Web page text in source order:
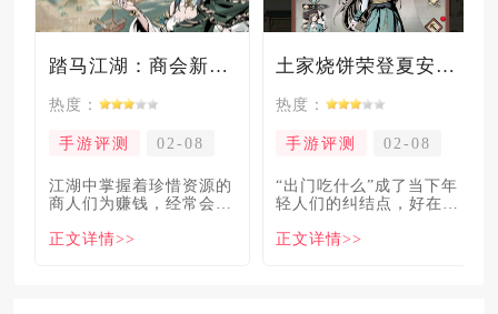
踏马江湖：商会新玩法坑惨奸商，拼多多砍一砍洗脑夏安！
热度：
手游评测 02-08
​江湖中掌握着珍惜资源的
商人们为赚钱，经常会让
倍，
正文详情>>
土家烧饼荣登夏安必吃榜？烧饼西施摇身成流量网红！
热度：
手游评测 02-08
“出门吃什么”成了当下年
轻人们的纠结点，好在美
解
正文详情>>